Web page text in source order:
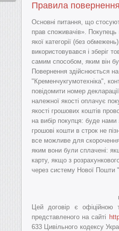
Правила повернення
Основні питання, що
прав споживачів».
якої категорії (без
використовувався і зберіг
самим способом, яким він
Повернення здійснюється
"Кременчукгумотехніка",
повідомити номер
належної якості оплачує
якості грошових коштів
на вибір покупця: буде нами
грошові кошти в строк не
все можливе для
яким вони були сплачені:
карту, якщо з
через систему Нової Пошти
Цей договір є офіційною
представленого на сайті
633 Цивільного кодексу